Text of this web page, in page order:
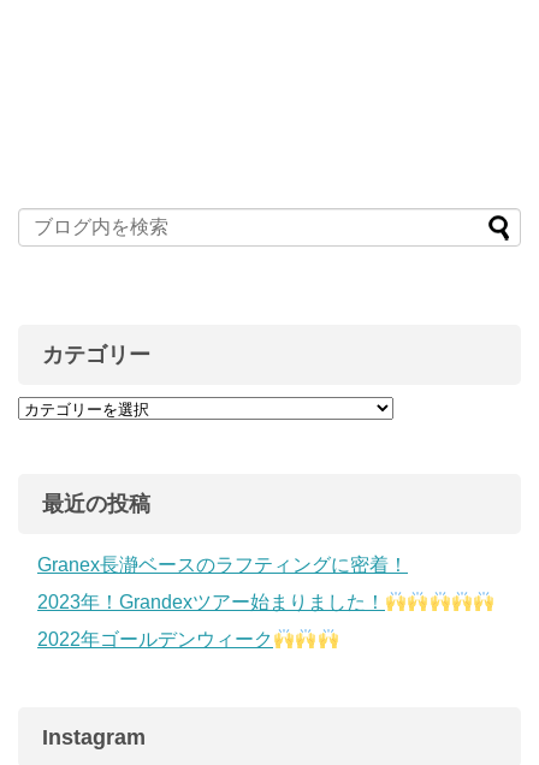
カテゴリー
最近の投稿
Granex長瀞ベースのラフティングに密着！
2023年！Grandexツアー始まりました！
2022年ゴールデンウィーク
Instagram